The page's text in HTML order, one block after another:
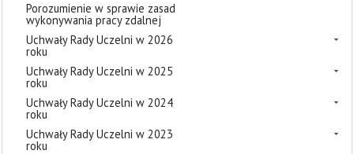
Porozumienie w sprawie zasad
wykonywania pracy zdalnej
Uchwały Rady Uczelni w 2026
roku
Uchwały Rady Uczelni w 2025
roku
Uchwały Rady Uczelni w 2024
roku
Uchwały Rady Uczelni w 2023
roku